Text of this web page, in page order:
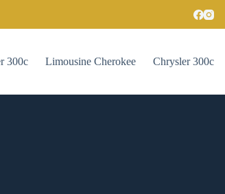
300c Limousine Cherokee Chrysler 300c